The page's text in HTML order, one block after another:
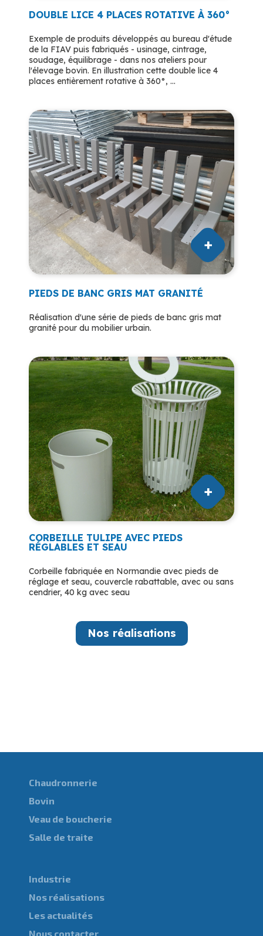
DOUBLE LICE 4 PLACES ROTATIVE À 360°
Exemple de produits développés au bureau d'étude
de la FIAV puis fabriqués - usinage, cintrage,
soudage, équilibrage - dans nos ateliers pour
l'élevage bovin. En illustration cette double lice 4
places entièrement rotative à 360°, ...
PIEDS DE BANC GRIS MAT GRANITÉ
Réalisation d'une série de pieds de banc gris mat
granité pour du mobilier urbain.
CORBEILLE TULIPE AVEC PIEDS
RÉGLABLES ET SEAU
Corbeille fabriquée en Normandie avec pieds de
réglage et seau, couvercle rabattable, avec ou sans
cendrier, 40 kg avec seau
Nos réalisations
Chaudronnerie
Bovin
Veau de boucherie
Salle de traite
Industrie
Nos réalisations
Les actualités
Nous contacter